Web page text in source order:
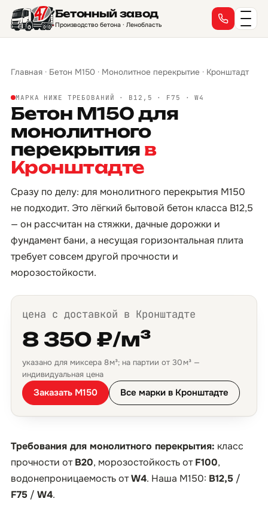
Бетонный завод
Производство бетона · Ленобласть
Главная · Бетон М150 · Монолитное перекрытие · Кронштадт
МАРКА НИЖЕ ТРЕБОВАНИЙ · B12,5 · F75 · W4
Бетон М150 для
монолитного
перекрытия в
Кронштадте
Сразу по делу: для монолитного перекрытия М150
не подходит. Это лёгкий бытовой бетон класса B12,5
— он рассчитан на стяжки, дачные дорожки и
фундамент бани, а несущая горизонтальная плита
требует совсем другой прочности и
морозостойкости.
цена с доставкой в Кронштадте
8 350 ₽/м³
указано для миксера 8 м³; на партии от 30 м³ —
индивидуальная цена
Заказать М150 Все марки в Кронштадте
Требования для монолитного перекрытия: класс
прочности отB20, морозостойкость отF100,
водонепроницаемость отW4. Наша М150: B12,5 /
F75 / W4.